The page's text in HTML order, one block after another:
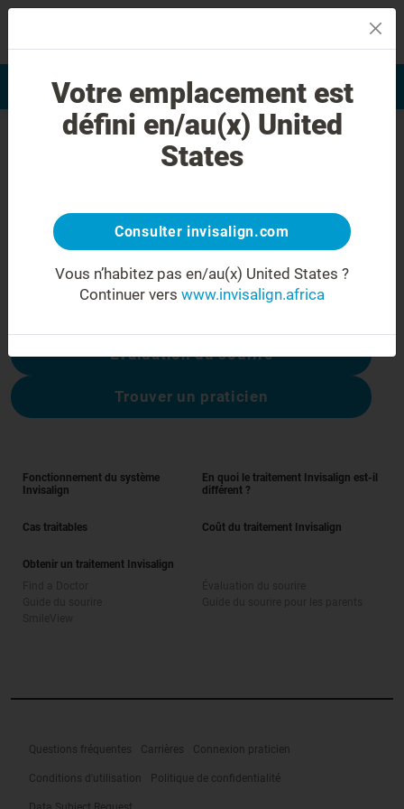
Evaluation du sourire Find a Doctor
Erreur 404
Cette page n’est pas disponible, les autres
sont :
Évaluation du sourire
Trouver un praticien
Fonctionnement du système
Invisalign
En quoi le traitement Invisalign est-il
différent ?
Cas traitables Coût du traitement Invisalign
Obtenir un traitement Invisalign
Questions fréquentes Carrières Connexion praticien
Conditions d'utilisation Politique de confidentialité
Votre emplacement est
défini en/au(x) United
States
Consulter invisalign.com
Vous n’habitez pas en/au(x) United States ?
Continuer vers www.invisalign.africa